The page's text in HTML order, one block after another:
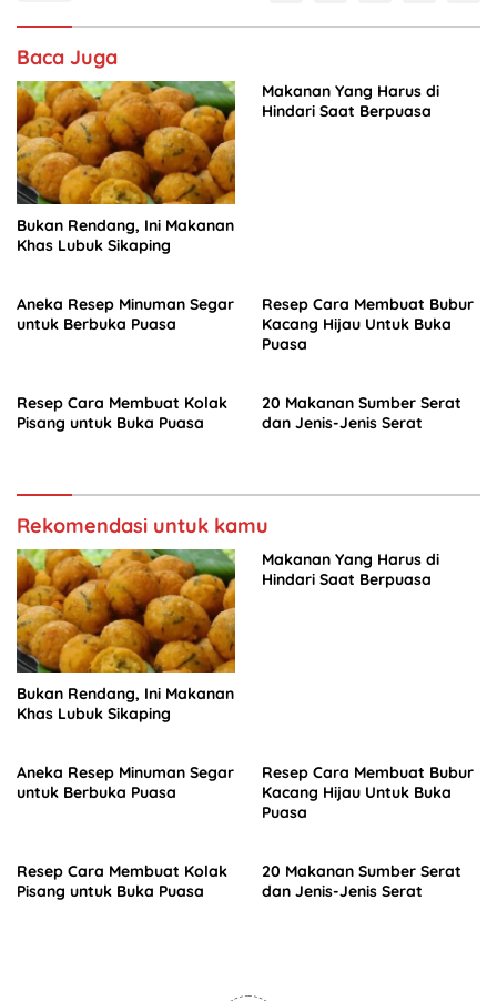
Baca Juga
Bukan Rendang, Ini Makanan
Khas Lubuk Sikaping
Makanan Yang Harus di
Hindari Saat Berpuasa
Aneka Resep Minuman Segar
untuk Berbuka Puasa
Resep Cara Membuat Bubur
Kacang Hijau Untuk Buka
Puasa
Resep Cara Membuat Kolak
Pisang untuk Buka Puasa
20 Makanan Sumber Serat
dan Jenis-Jenis Serat
Rekomendasi untuk kamu
Bukan Rendang, Ini Makanan
Khas Lubuk Sikaping
Makanan Yang Harus di
Hindari Saat Berpuasa
Aneka Resep Minuman Segar
untuk Berbuka Puasa
Resep Cara Membuat Bubur
Kacang Hijau Untuk Buka
Puasa
Resep Cara Membuat Kolak
Pisang untuk Buka Puasa
20 Makanan Sumber Serat
dan Jenis-Jenis Serat